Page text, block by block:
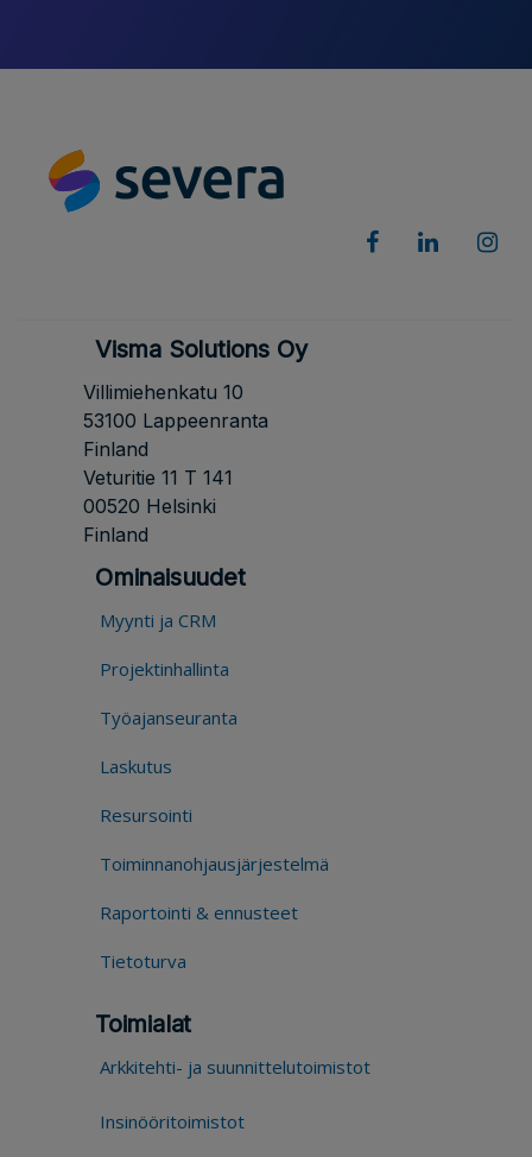
Visma Solutions Oy
Villimiehenkatu 10
53100 Lappeenranta
Finland
Veturitie 11 T 141
00520 Helsinki
Finland
Ominaisuudet
Myynti ja CRM
Projektinhallinta
Työajanseuranta
Laskutus
Resursointi
Toiminnanohjausjärjestelmä
Raportointi & ennusteet
Tietoturva
Toimialat
Arkkitehti- ja suunnittelutoimistot
Insinööritoimistot